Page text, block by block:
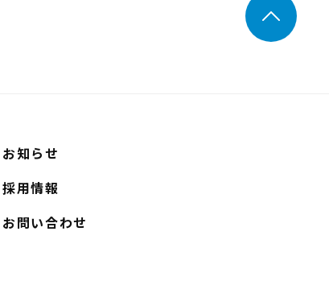
お知らせ
採用情報
お問い合わせ